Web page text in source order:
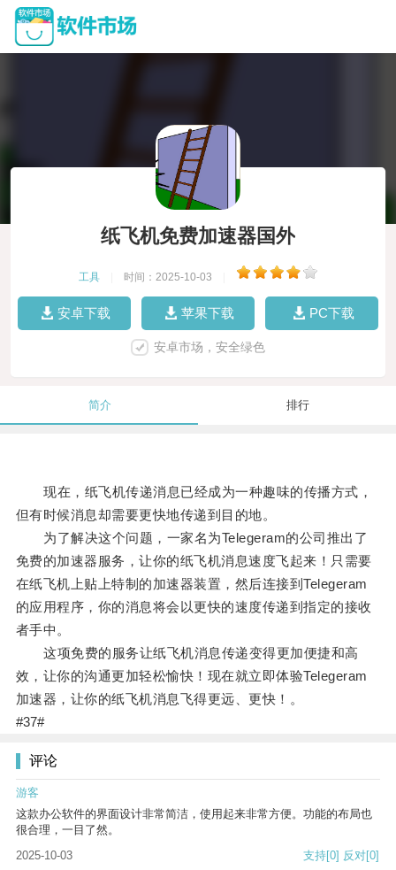
纸飞机免费加速器国外
工具 时间：2025-10-03
安卓下载 苹果下载 PC下载
安卓市场，安全绿色
简介 排行
现在，纸飞机传递消息已经成为一种趣味的传播方式，
但有时候消息却需要更快地传递到目的地。
为了解决这个问题，一家名为Telegeram的公司推出了
免费的加速器服务，让你的纸飞机消息速度飞起来！只需要
在纸飞机上贴上特制的加速器装置，然后连接到Telegeram
的应用程序，你的消息将会以更快的速度传递到指定的接收
者手中。
这项免费的服务让纸飞机消息传递变得更加便捷和高
效，让你的沟通更加轻松愉快！现在就立即体验Telegeram
加速器，让你的纸飞机消息飞得更远、更快！。
#37#
评论
游客
这款办公软件的界面设计非常简洁，使用起来非常方便。功能的布局也
很合理，一目了然。
2025-10-03
支持[0] 反对[0]